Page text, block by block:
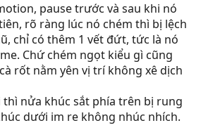
pause trước và sau khi nó
rõ ràng lúc nó chém thì bị lệch
chỉ có thêm 1 vết đứt, tức là nó
Chứ chém ngọt kiểu gì cũng
rốt nằm yên vị trí không xê dịch
thì nửa khúc sắt phía trên bị rung
dưới im re không nhúc nhích.